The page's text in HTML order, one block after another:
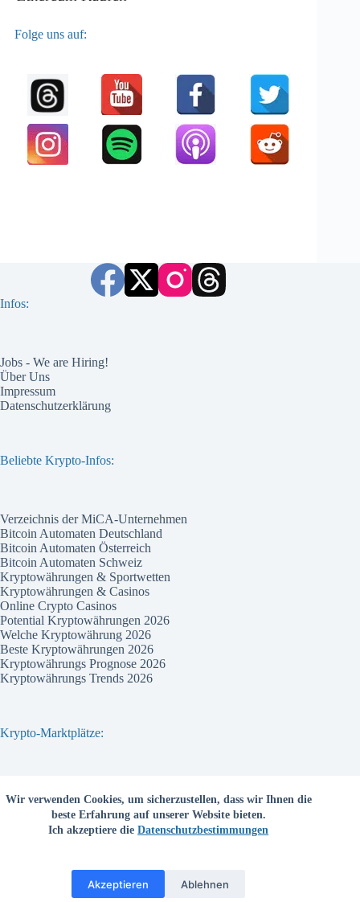
Wir verwenden Cookies, um sicherzustellen, dass wir Ihnen die
beste Erfahrung auf unserer Website bieten.
Ich akzeptiere dieDatenschutzbestimmungen
Akzeptieren Ablehnen
Folge uns auf:
Infos:
Jobs - We are Hiring!
Über Uns
Impressum
Datenschutzerklärung
Beliebte Krypto-Infos:
Verzeichnis der MiCA-Unternehmen
Bitcoin Automaten Deutschland
Bitcoin Automaten Österreich
Bitcoin Automaten Schweiz
Kryptowährungen & Sportwetten
Kryptowährungen & Casinos
Online Crypto Casinos
Potential Kryptowährungen 2026
Welche Kryptowährung 2026
Beste Kryptowährungen 2026
Kryptowährungs Prognose 2026
Kryptowährungs Trends 2026
Krypto-Marktplätze:
Bitpanda
Bitcoin.de
Deutschsprachige Kryptobörsen